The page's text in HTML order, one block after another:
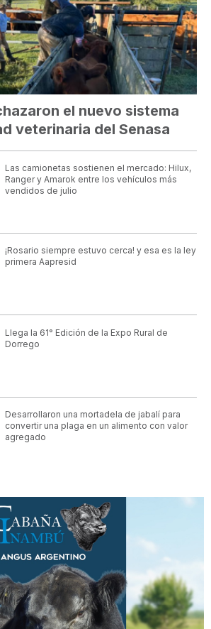
el nuevo sistema
veterinaria del Senasa
Las camionetas sostienen el mercado: Hilux,
Ranger y Amarok entre los vehículos más
vendidos de julio
¡Rosario siempre estuvo cerca! y esa es la ley
primera Aapresid
Llega la 61° Edición de la Expo Rural de
Dorrego
Desarrollaron una mortadela de jabalí para
convertir una plaga en un alimento con valor
agregado